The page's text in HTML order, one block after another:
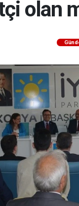
olan